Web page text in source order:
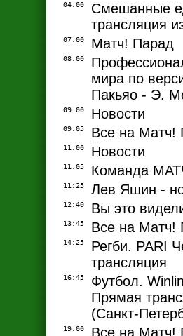
04:00
Смешанные
трансляция
07:00 Матч! Парад
08:00
мира по
Пакьяо - Э.
09:00 Новости
09:05 Все на Матч!
11:00 Новости
11:05 Команда
11:25 Лев Яшин -
12:40 Вы это
13:45 Все на Матч!
14:25
Регби. PARI
трансляция
16:45
Футбол.
Прямая
(Санкт-
19:00 Все на Матч!